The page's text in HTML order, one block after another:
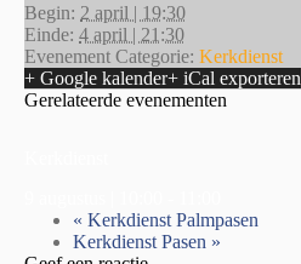
Begin: 2 april | 19:30
Einde: 4 april | 21:30
Evenement Categorie: Kerkdienst
+ Google kalender+ iCal exporteren
Gerelateerde evenementen
« Kerkdienst Palmpasen
Kerkdienst Pasen »